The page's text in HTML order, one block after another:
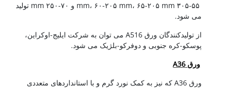
۵۵-۳۰۵ mm، ۶۰-۲۰۵ mm، ۶۵-۲۰۵ mm و ۷۰-۲۵۰ mm تولید
می شود.
از تولیدکنندگان ورق A516 می توان به شرکت ایلیج-اوکراین،
پوسکو-کره جنوبی و دوفرکو-بلژیک می شود.
ورق A36
ورق A36 که نیز به کمک نورد گرم و با استانداردهای متعددی